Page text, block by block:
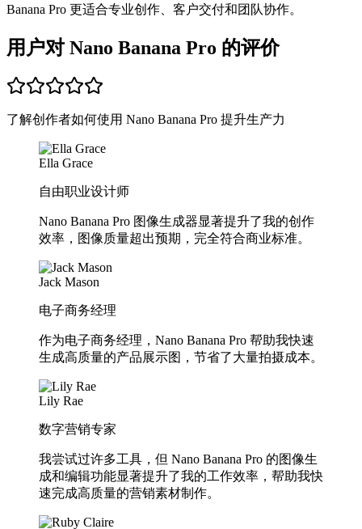
Banana Pro 更适合专业创作、客户交付和团队协作。
用户对 Nano Banana Pro 的评价
了解创作者如何使用 Nano Banana Pro 提升生产力
Ella Grace
自由职业设计师
Nano Banana Pro 图像生成器显著提升了我的创作
效率，图像质量超出预期，完全符合商业标准。
Jack Mason
电子商务经理
作为电子商务经理，Nano Banana Pro 帮助我快速
生成高质量的产品展示图，节省了大量拍摄成本。
Lily Rae
数字营销专家
我尝试过许多工具，但 Nano Banana Pro 的图像生
成和编辑功能显著提升了我的工作效率，帮助我快
速完成高质量的营销素材制作。